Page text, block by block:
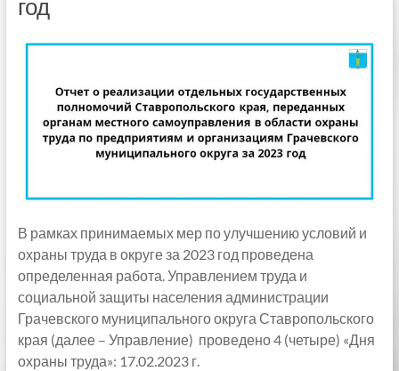
год
В рамках принимаемых мер по улучшению условий и
охраны труда в округе за 2023 год проведена
определенная работа. Управлением труда и
социальной защиты населения администрации
Грачевского муниципального округа Ставропольского
края (далее – Управление) проведено 4 (четыре) «Дня
охраны труда»: 17.02.2023 г.